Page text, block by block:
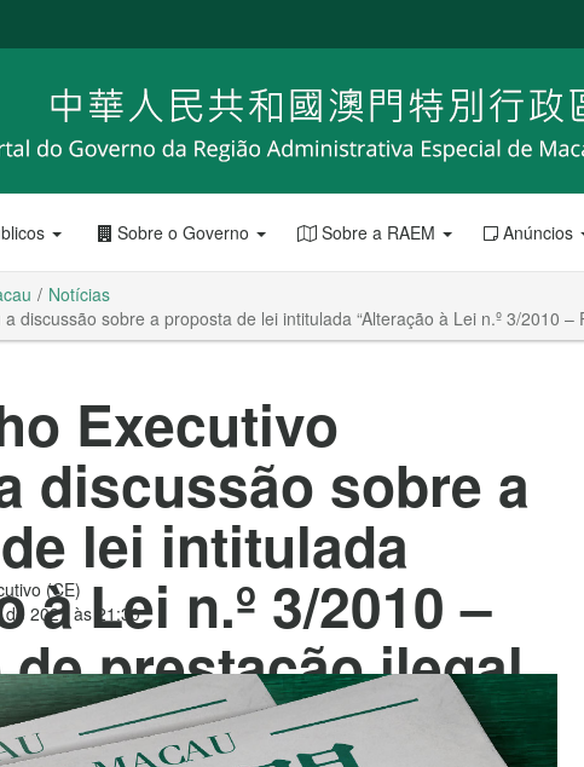
Sobre o Governo Sobre a RAEM Anúncios
Notícias
discussão sobre a proposta de lei intitulada “Alteração à Lei n.º 3/2010
Executivo
discussão sobre a
lei intitulada
à Lei n.º 3/2010 –
prestação ilegal
(CE)
2021 às 21:30